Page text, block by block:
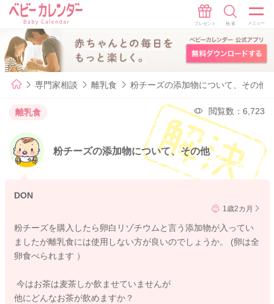
専門家相談 離乳食 粉チーズの添加物について、その他
離乳食 閲覧数：6,723
粉チーズの添加物について、その他
DON
1歳2カ月
粉チーズを購入したら卵白リゾチウムと言う添加物が入ってい
ましたが離乳食には使用しない方が良いのでしょうか。 (卵は全
卵食べられます ）
今はお茶は麦茶しか飲ませていませんが
他にどんなお茶が飲めますか？